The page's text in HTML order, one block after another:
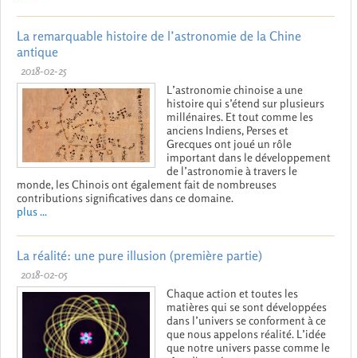
La remarquable histoire de l’astronomie de la Chine
antique
2018-02-25
L’astronomie chinoise a une
histoire qui s’étend sur plusieurs
millénaires. Et tout comme les
anciens Indiens, Perses et
Grecques ont joué un rôle
important dans le développement
de l’astronomie à travers le
monde, les Chinois ont également fait de nombreuses
contributions significatives dans ce domaine.
plus ...
La réalité: une pure illusion (première partie)
2018-02-05
Chaque action et toutes les
matières qui se sont développées
dans l’univers se conforment à ce
que nous appelons réalité. L’idée
que notre univers passe comme le